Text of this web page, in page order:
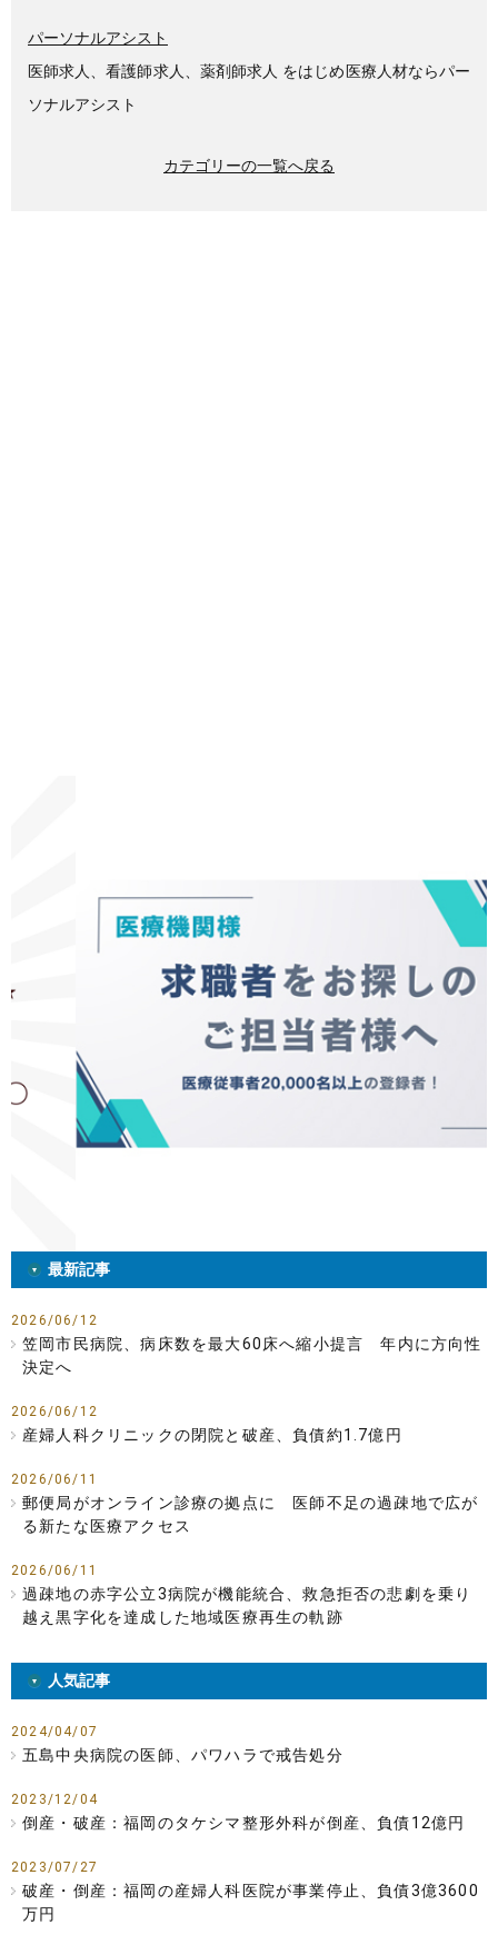
パーソナルアシスト
医師求人、看護師求人、薬剤師求人 をはじめ医療人材ならパー
ソナルアシスト
カテゴリーの一覧へ戻る
最新記事
2026/06/12
笠岡市民病院、病床数を最大60床へ縮小提言 年内に方向性
決定へ
2026/06/12
産婦人科クリニックの閉院と破産、負債約1.7億円
2026/06/11
郵便局がオンライン診療の拠点に 医師不足の過疎地で広が
る新たな医療アクセス
2026/06/11
過疎地の赤字公立3病院が機能統合、救急拒否の悲劇を乗り
越え黒字化を達成した地域医療再生の軌跡
人気記事
2024/04/07
五島中央病院の医師、パワハラで戒告処分
2023/12/04
倒産・破産：福岡のタケシマ整形外科が倒産、負債12億円
2023/07/27
破産・倒産：福岡の産婦人科医院が事業停止、負債3億3600
万円